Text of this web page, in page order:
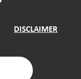
DISCLAIMER